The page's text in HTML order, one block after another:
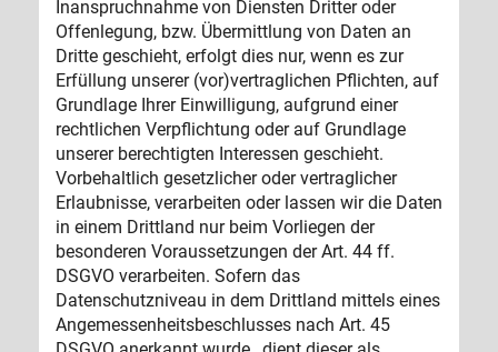
Inanspruchnahme von Diensten Dritter oder
Offenlegung, bzw. Übermittlung von Daten an
Dritte geschieht, erfolgt dies nur, wenn es zur
Erfüllung unserer (vor)vertraglichen Pflichten, auf
Grundlage Ihrer Einwilligung, aufgrund einer
rechtlichen Verpflichtung oder auf Grundlage
unserer berechtigten Interessen geschieht.
Vorbehaltlich gesetzlicher oder vertraglicher
Erlaubnisse, verarbeiten oder lassen wir die Daten
in einem Drittland nur beim Vorliegen der
besonderen Voraussetzungen der Art. 44 ff.
DSGVO verarbeiten. Sofern das
Datenschutzniveau in dem Drittland mittels eines
Angemessenheitsbeschlusses nach Art. 45